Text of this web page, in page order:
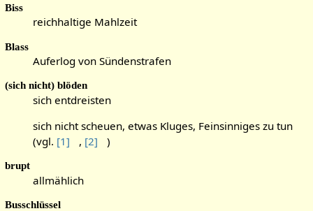
Biss
reichhaltige Mahlzeit
Blass
Auferlog von Sündenstrafen
(sich nicht) blöden
sich entdreisten
sich nicht scheuen, etwas Kluges, Feinsinniges zu tun
(vgl. [1] , [2] )
brupt
allmählich
Busschlüssel